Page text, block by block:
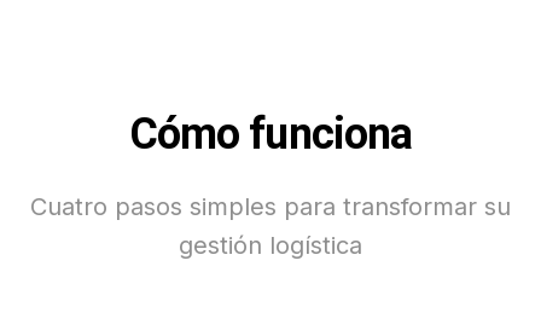
Cómo funciona
Cuatro pasos simples para transformar su
gestión logística